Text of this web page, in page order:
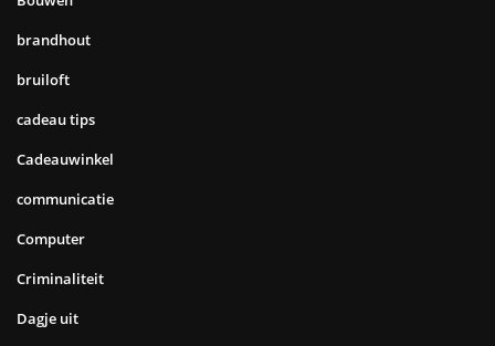
brandhout
bruiloft
cadeau tips
Cadeauwinkel
communicatie
Computer
Criminaliteit
Dagje uit